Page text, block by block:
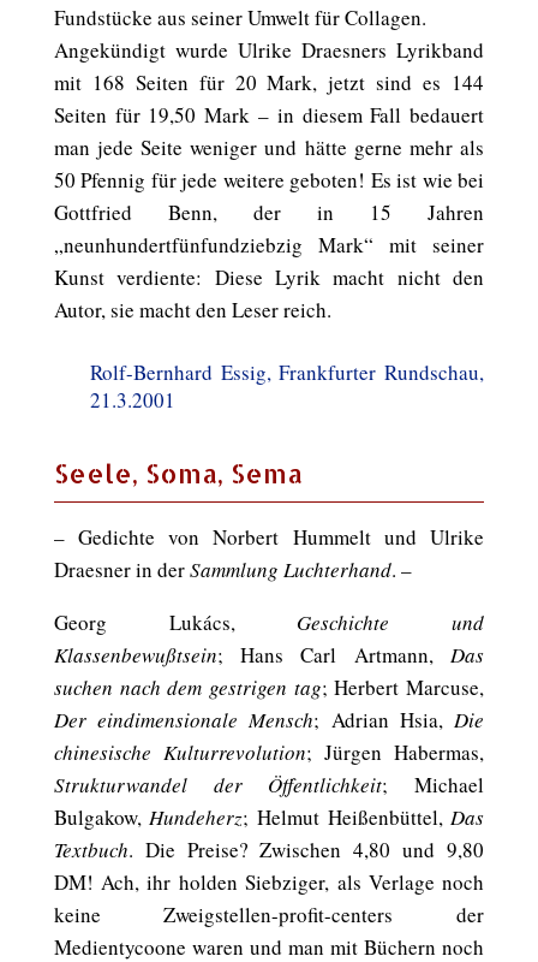
Fundstücke aus seiner Umwelt für Collagen.
Angekündigt wurde Ulrike Draesners Lyrikband
mit 168 Seiten für 20 Mark, jetzt sind es 144
Seiten für 19,50 Mark – in diesem Fall bedauert
man jede Seite weniger und hätte gerne mehr als
50 Pfennig für jede weitere geboten! Es ist wie bei
Gottfried Benn, der in 15 Jahren
„neunhundertfünfundziebzig Mark“ mit seiner
Kunst verdiente: Diese Lyrik macht nicht den
Autor, sie macht den Leser reich.
Rolf-Bernhard Essig, Frankfurter Rundschau,
21.3.2001
Seele, Soma, Sema
– Gedichte von Norbert Hummelt und Ulrike
Draesner in derSammlung Luchterhand. –
Georg Lukács, Geschichte und
Klassenbewußtsein; Hans Carl Artmann,Das
suchen nach dem gestrigen tag; Herbert Marcuse,
Der eindimensionale Mensch; Adrian Hsia,Die
chinesische Kulturrevolution; Jürgen Habermas,
Strukturwandel der Öffentlichkeit; Michael
Bulgakow,Hundeherz; Helmut Heißenbüttel,Das
Textbuch. Die Preise? Zwischen 4,80 und 9,80
DM! Ach, ihr holden Siebziger, als Verlage noch
keine Zweigstellen-profit-centers der
Medientycoone waren und man mit Büchern noch